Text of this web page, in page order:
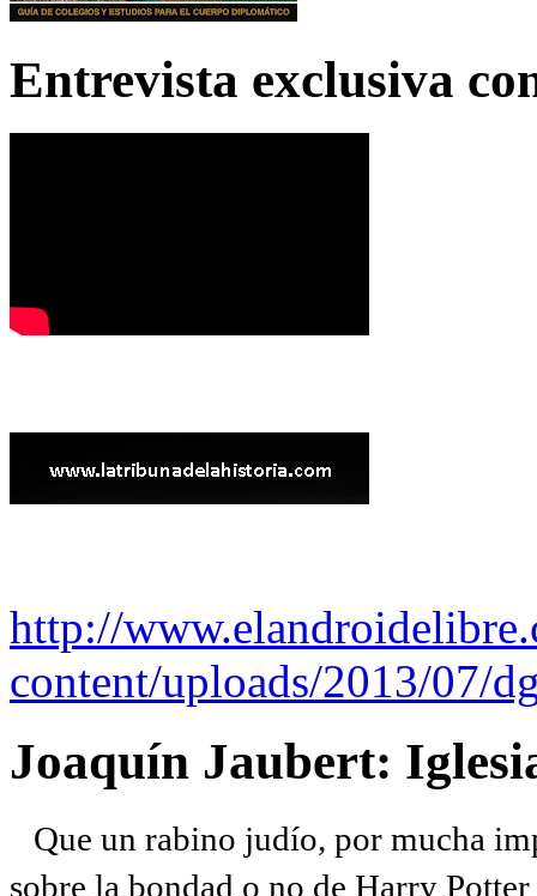
Entrevista exclusiva
http://
content/uploads/2013/07/
Joaquín Jaubert:
Que un rabino judío, por mucha
sobre la bondad o no de Harry